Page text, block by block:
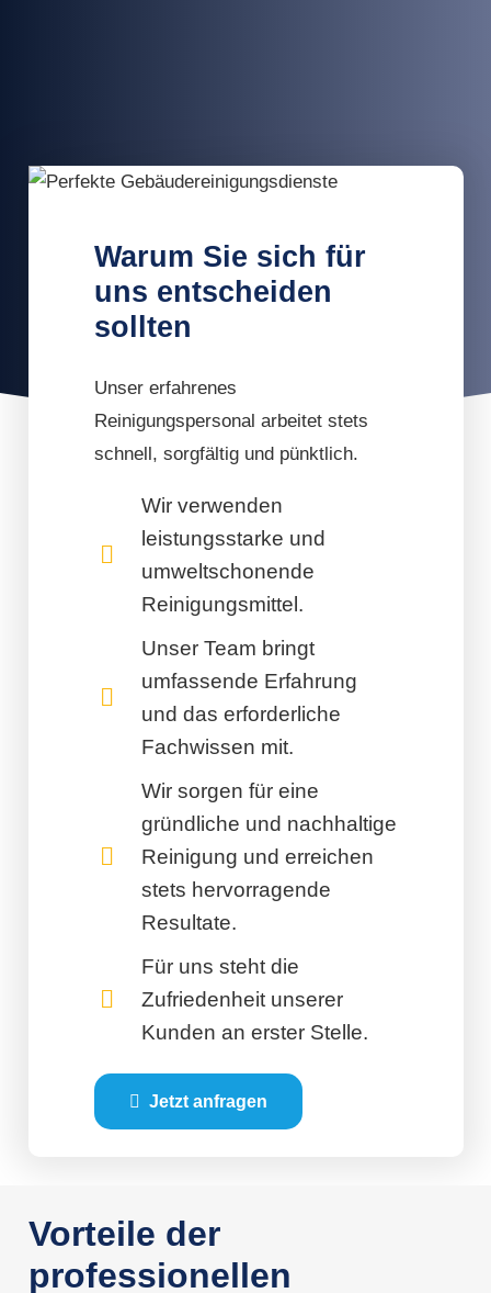
Warum Sie sich für
uns entscheiden
sollten
Unser erfahrenes
Reinigungspersonal arbeitet stets
schnell, sorgfältig und pünktlich.
Wir verwenden
leistungsstarke und
umweltschonende
Reinigungsmittel.
Unser Team bringt
umfassende Erfahrung
und das erforderliche
Fachwissen mit.
Wir sorgen für eine
gründliche und nachhaltige
Reinigung und erreichen
stets hervorragende
Resultate.
Für uns steht die
Zufriedenheit unserer
Kunden an erster Stelle.
Jetzt anfragen
Vorteile der
professionellen